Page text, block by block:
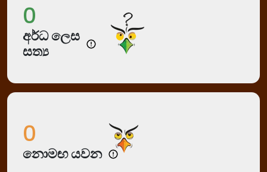
0
අර්ධ ලෙස
සත්‍ය
0
නොමඟ යවන